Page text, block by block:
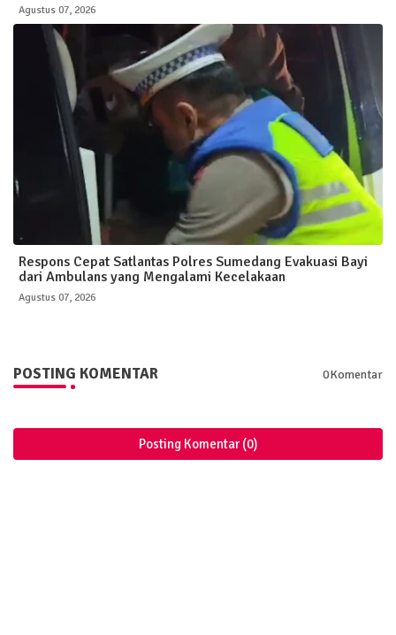
Agustus 07, 2026
Respons Cepat Satlantas Polres Sumedang Evakuasi Bayi
dari Ambulans yang Mengalami Kecelakaan
Agustus 07, 2026
POSTING KOMENTAR 0Komentar
Posting Komentar (0)